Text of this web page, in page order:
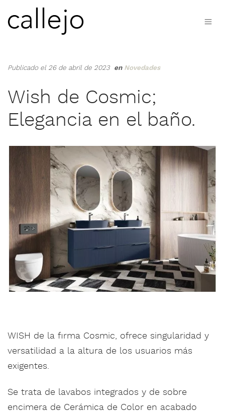
Publicado el 26 de abril de 2023 en Novedades
Wish de Cosmic;
Elegancia en el baño.
WISH de la firma Cosmic, ofrece singularidad y
versatilidad a la altura de los usuarios más
exigentes.
Se trata de lavabos integrados y de sobre
encimera de Cerámica de Color en acabado